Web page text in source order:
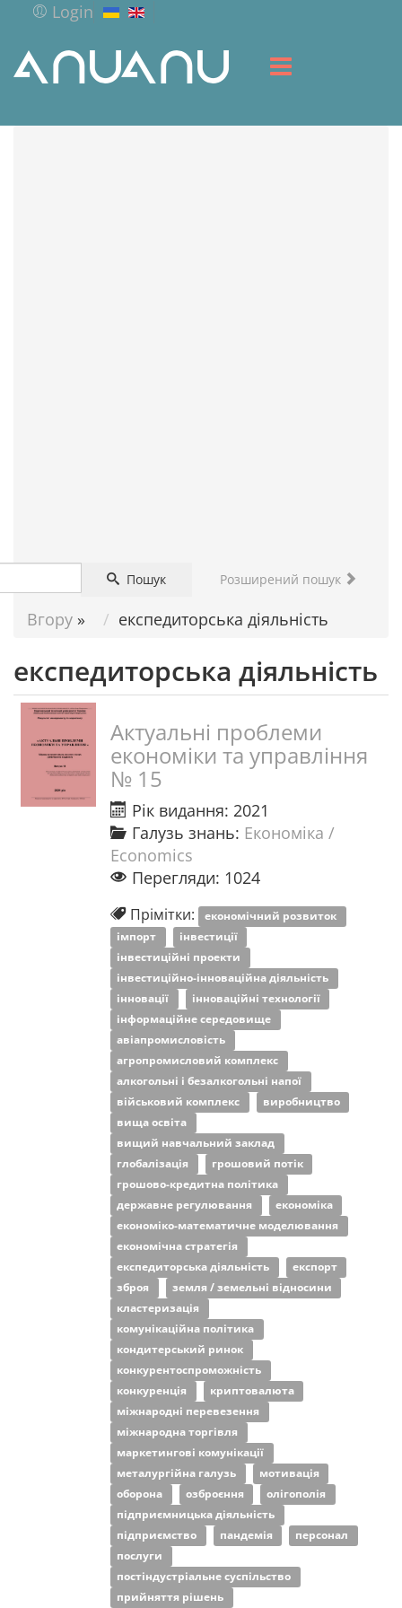
Login
Пошук Розширений пошук
Вгору » експедиторська діяльність
експедиторська діяльність
Актуальні проблеми
економіки та управління
№ 15
Рік видання: 2021
Галузь знань: Економіка /
Economics
Перегляди: 1024
Прімітки: економічний розвиток
імпорт
інвестиції
інвестиційні проекти
інвестиційно-інноваційна діяльність
інновації
інноваційні технології
інформаційне середовище
авіапромисловість
агропромисловий комплекс
алкогольні і безалкогольні напої
військовий комплекс
виробництво
вища освіта
вищий навчальний заклад
глобалізація
грошовий потік
грошово-кредитна політика
державне регулювання
економіка
економіко-математичне моделювання
економічна стратегія
експедиторська діяльність
експорт
зброя
земля / земельні відносини
кластеризація
комунікаційна політика
кондитерський ринок
конкурентоспроможність
конкуренція
криптовалюта
міжнародні перевезення
міжнародна торгівля
маркетингові комунікації
металургійна галузь
мотивація
оборона
озброєння
олігополія
підприємницька діяльність
підприємство
пандемія
персонал
послуги
постіндустріальне суспільство
прийняття рішень